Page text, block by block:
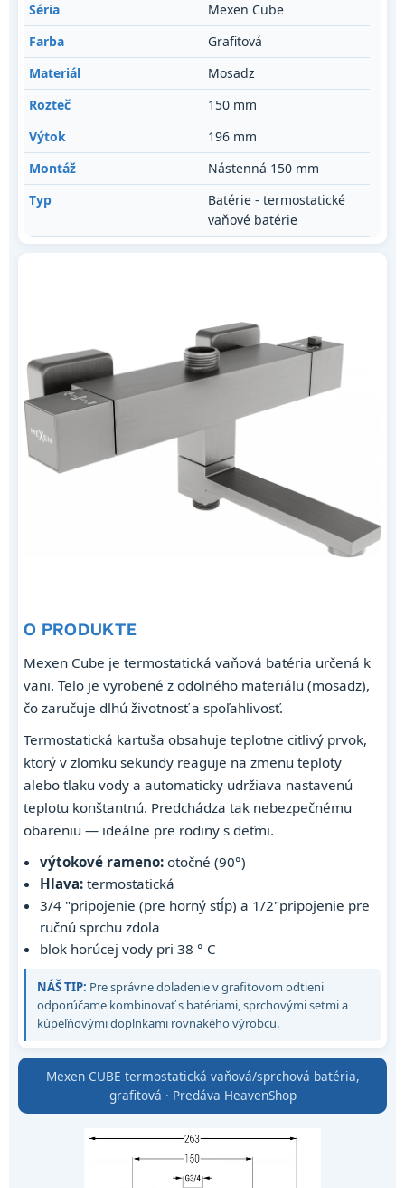
Séria
Mexen Cube
Farba
Grafitová
Materiál
Mosadz
Rozteč
150 mm
Výtok
196 mm
Montáž
Nástenná 150 mm
Typ
Batérie - termostatické
vaňové batérie
O PRODUKTE
Mexen Cube je termostatická vaňová batéria určená k
vani. Telo je vyrobené z odolného materiálu (mosadz),
čo zaručuje dlhú životnosť a spoľahlivosť.
Termostatická kartuša obsahuje teplotne citlivý prvok,
ktorý v zlomku sekundy reaguje na zmenu teploty
alebo tlaku vody a automaticky udržiava nastavenú
teplotu konštantnú. Predchádza tak nebezpečnému
obareniu — ideálne pre rodiny s deťmi.
výtokové rameno: otočné (90°)
Hlava: termostatická
3/4 "pripojenie (pre horný stĺp) a 1/2"pripojenie pre
ručnú sprchu zdola
blok horúcej vody pri 38 ° C
NÁŠ TIP: Pre správne doladenie v grafitovom odtieni
odporúčame kombinovať s batériami, sprchovými setmi a
kúpeľňovými doplnkami rovnakého výrobcu.
Mexen CUBE termostatická vaňová/sprchová batéria,
grafitová · Predáva HeavenShop